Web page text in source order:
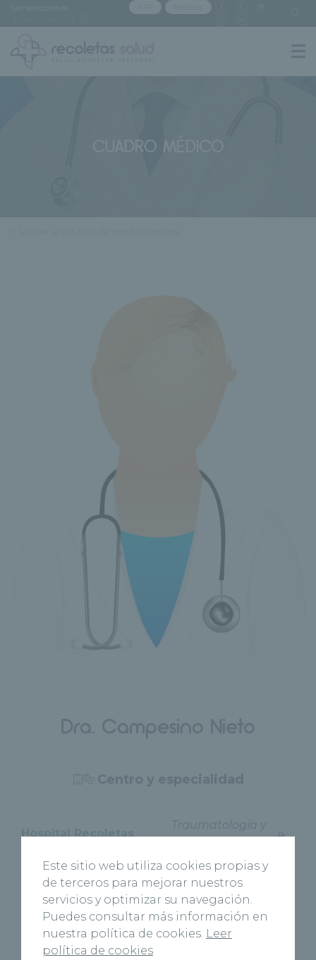
CUADRO MÉDICO
Dra. Campesino Nieto
Centro y especialidad
Traumatología y
Ortopédica
Área principal
Este sitio web utiliza cookies propias y
de terceros para mejorar nuestros
servicios y optimizar su navegación.
Puedes consultar más información en
nuestra política de cookies. Leer
política de cookies